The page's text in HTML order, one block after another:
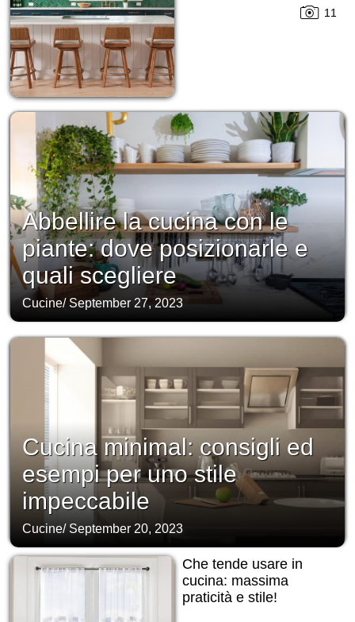
11
Abbellire la cucina con le
piante: dove posizionarle e
quali scegliere
Cucine/September 27, 2023
Cucina minimal: consigli ed
esempi per uno stile
impeccabile
Cucine/ September 20, 2023
Che tende usare in
cucina: massima
praticità e stile!